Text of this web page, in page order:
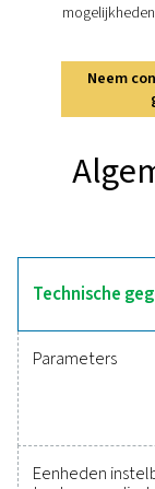
De
inline
van 1/4